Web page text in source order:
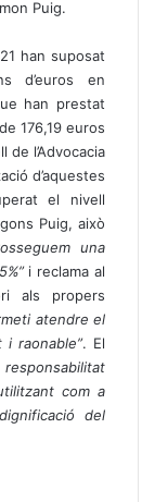
Puig.
han suposat
d’euros en
han prestat
176,19 euros
l’Advocacia
d’aquestes
el nivell
Puig, això
una
i reclama al
als propers
atendre el
raonable”. El
responsabilitat
com a
del